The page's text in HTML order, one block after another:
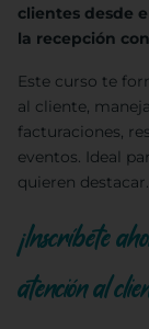
clientes desde
la recepción
Este curso te
al cliente,
facturaciones,
eventos. Ideal
quieren destacar.
¡Inscríbete
atención al